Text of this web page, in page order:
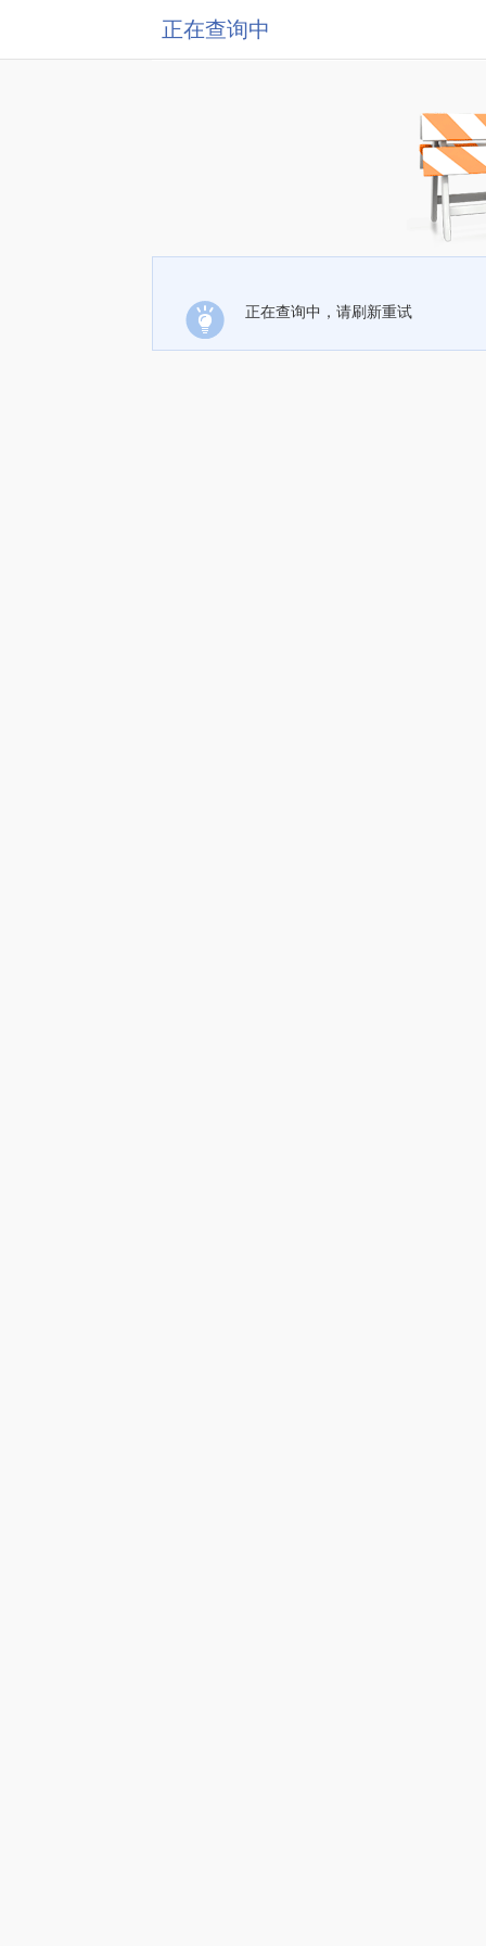
正在查询中
正在查询中，请刷新重试